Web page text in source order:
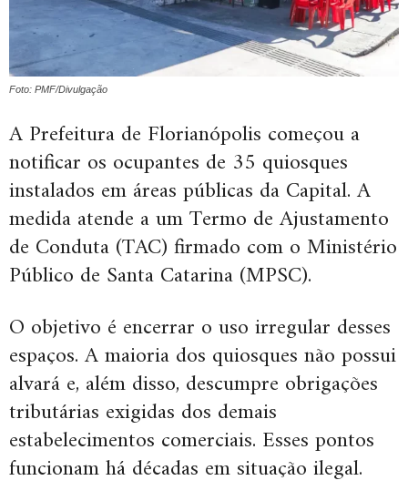
Foto: PMF/Divulgação
A Prefeitura de Florianópolis começou a
notificar os ocupantes de 35 quiosques
instalados em áreas públicas da Capital. A
medida atende a um Termo de Ajustamento
de Conduta (TAC) firmado com o Ministério
Público de Santa Catarina (MPSC).
O objetivo é encerrar o uso irregular desses
espaços. A maioria dos quiosques não possui
alvará e, além disso, descumpre obrigações
tributárias exigidas dos demais
estabelecimentos comerciais. Esses pontos
funcionam há décadas em situação ilegal.